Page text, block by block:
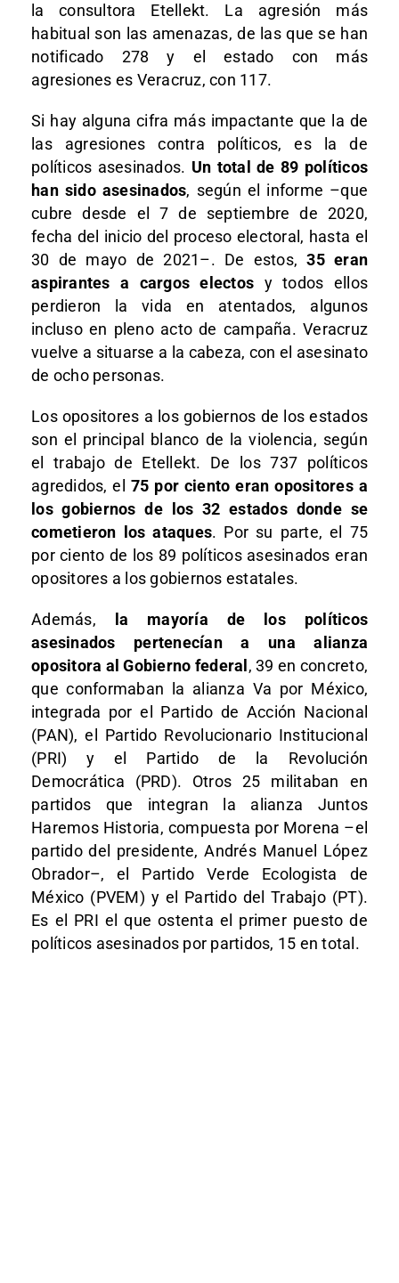
la consultora Etellekt. La agresión más
habitual son las amenazas, de las que se han
notificado 278 y el estado con más
agresiones es Veracruz, con 117.
Si hay alguna cifra más impactante que la de
las agresiones contra políticos, es la de
políticos asesinados. Un total de 89 políticos
han sido asesinados, según el informe –que
cubre desde el 7 de septiembre de 2020,
fecha del inicio del proceso electoral, hasta el
30 de mayo de 2021–. De estos,35 eran
aspirantes a cargos electos y todos ellos
perdieron la vida en atentados, algunos
incluso en pleno acto de campaña. Veracruz
vuelve a situarse a la cabeza, con el asesinato
de ocho personas.
Los opositores a los gobiernos de los estados
son el principal blanco de la violencia, según
el trabajo de Etellekt. De los 737 políticos
agredidos, el 75 por ciento eran opositores a
los gobiernos de los 32 estados donde se
cometieron los ataques. Por su parte, el 75
por ciento de los 89 políticos asesinados eran
opositores a los gobiernos estatales.
Además,
la mayoría de los políticos
asesinados pertenecían a una alianza
opositora al Gobierno federal , 39 en concreto,
que conformaban la alianza Va por México,
integrada por el Partido de Acción Nacional
(PAN), el Partido Revolucionario Institucional
(PRI) y el Partido de la Revolución
Democrática (PRD). Otros 25 militaban en
partidos que integran la alianza Juntos
Haremos Historia, compuesta por Morena –el
partido del presidente, Andrés Manuel López
Obrador–, el Partido Verde Ecologista de
México (PVEM) y el Partido del Trabajo (PT).
Es el PRI el que ostenta el primer puesto de
políticos asesinados por partidos, 15 en total.